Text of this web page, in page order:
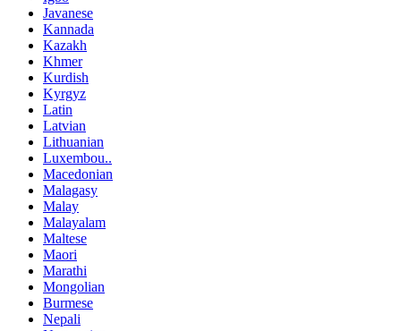
Javanese
Kannada
Kazakh
Khmer
Kurdish
Kyrgyz
Latin
Latvian
Lithuanian
Luxembou..
Macedonian
Malagasy
Malay
Malayalam
Maltese
Maori
Marathi
Mongolian
Burmese
Nepali